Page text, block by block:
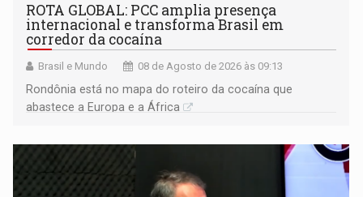
ROTA GLOBAL: PCC amplia presença
internacional e transforma Brasil em
corredor da cocaína
Brasil e Mundo 08 de Agosto de 2026 às 09:13
Rondônia está no mapa do roteiro da cocaína que
abastece a Europa e a África